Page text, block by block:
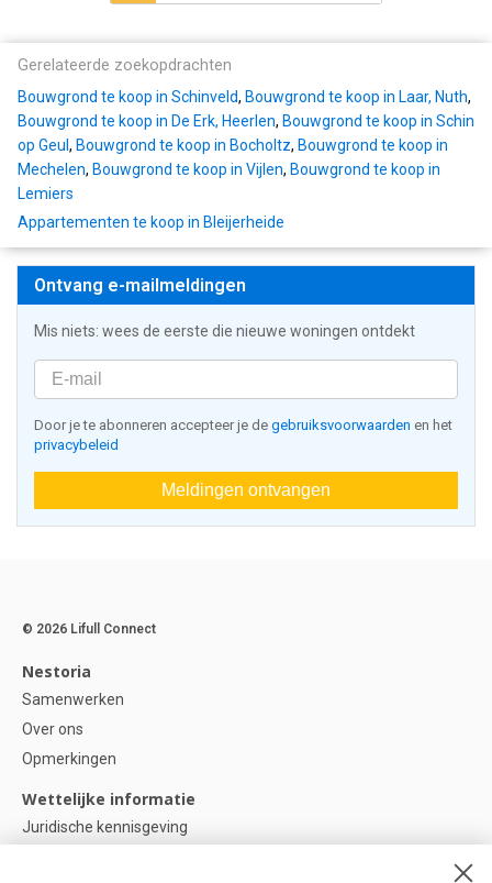
Gerelateerde zoekopdrachten
Bouwgrond te koop in Schinveld, Bouwgrond te koop in Laar, Nuth,
Bouwgrond te koop in De Erk, Heerlen, Bouwgrond te koop in Schin
op Geul , Bouwgrond te koop in Bocholtz, Bouwgrond te koop in
Mechelen, Bouwgrond te koop in Vijlen, Bouwgrond te koop in
Lemiers
Appartementen te koop in Bleijerheide
Ontvang e-mailmeldingen
Mis niets: wees de eerste die nieuwe woningen ontdekt
Door je te abonneren accepteer je de gebruiksvoorwaarden en het
privacybeleid
Meldingen ontvangen
© 2026 Lifull Connect
Nestoria
Samenwerken
Over ons
Opmerkingen
Wettelijke informatie
Juridische kennisgeving